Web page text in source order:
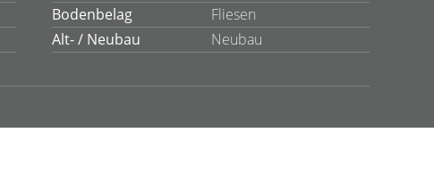
Bodenbelag
Fliesen
Alt- / Neubau
Neubau